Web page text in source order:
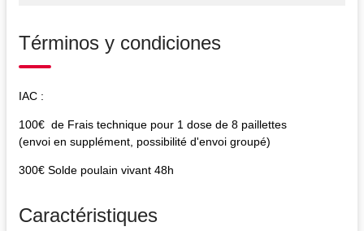
Términos y condiciones
IAC :
100€ de Frais technique pour 1 dose de 8 paillettes
(envoi en supplément, possibilité d'envoi groupé)
300€ Solde poulain vivant 48h
Caractéristiques